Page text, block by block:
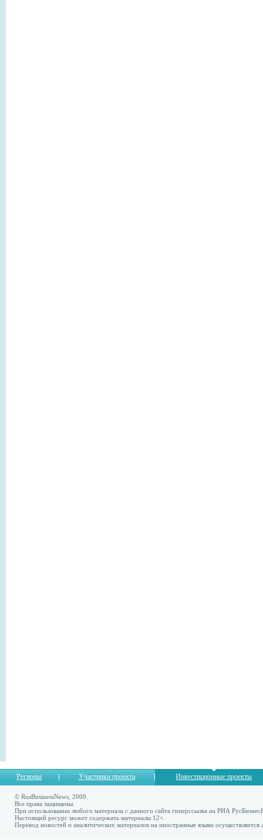
Регионы Участники проекта Инвестиционные проекты
© RusBusinessNews, 2009.
Все права защищены.
При использовании любого материала с данного сайта гиперссылка на РИА
Настоящий ресурс может содержать материалы 12+.
Перевод новостей и аналитических материалов на иностранные языки осуществляется